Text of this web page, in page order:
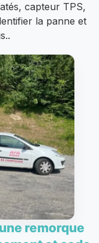
capteur TPS,
la panne et
remorque